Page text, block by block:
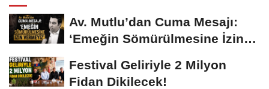
Av. Mutlu’dan Cuma Mesajı:
‘Emeğin Sömürülmesine İzin
Festival Geliriyle 2 Milyon
Fidan Dikilecek!